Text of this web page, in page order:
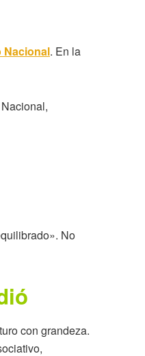
Nacional. En la
No
con grandeza.